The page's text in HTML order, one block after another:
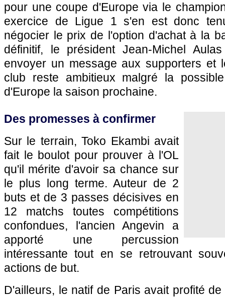
pour une coupe d'Europe via le
exercice de Ligue 1 s'en est donc
négocier le prix de l'option d'achat à la
définitif, le président Jean-Michel
envoyer un message aux supporters et
club reste ambitieux malgré la
d'Europe la saison prochaine.
Des promesses à confirmer
Sur le terrain, Toko Ekambi avait
fait le boulot pour prouver à l'OL
qu'il mérite d'avoir sa chance sur
le plus long terme. Auteur de 2
buts et de 3 passes décisives en
12 matchs toutes compétitions
confondues, l'ancien Angevin a
apporté une percussion
intéressante tout en se retrouvant
actions de but.
D'ailleurs, le natif de Paris avait profité